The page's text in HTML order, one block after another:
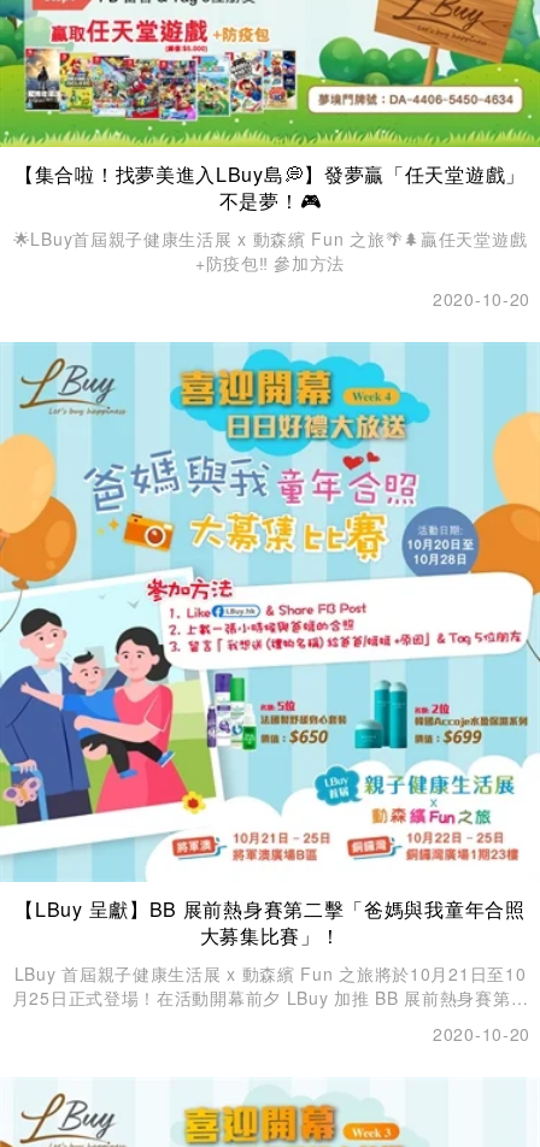
【集合啦！找夢美進入LBuy島💭】發夢贏「任天堂遊戲」
不是夢！🎮
🌟LBuy首屆親子健康生活展 x 動森繽 Fun 之旅🌴🌲贏任天堂遊戲
+防疫包‼️ 參加方法
2020-10-20
【LBuy 呈獻】BB 展前熱身賽第二擊「爸媽與我童年合照
大募集比賽」！
LBuy 首屆親子健康生活展 x 動森繽 Fun 之旅將於10月21日至10
月25日正式登場！在活動開幕前夕 LBuy 加推 BB 展前熱身賽第二
爸爸媽媽日常工作已經很辛苦，回到家裡還要照顧我們，真的是1
爸媽！只需要分享您小時候與爸媽的合照，就有機會獲得價值
$699 的法
2020-10-20